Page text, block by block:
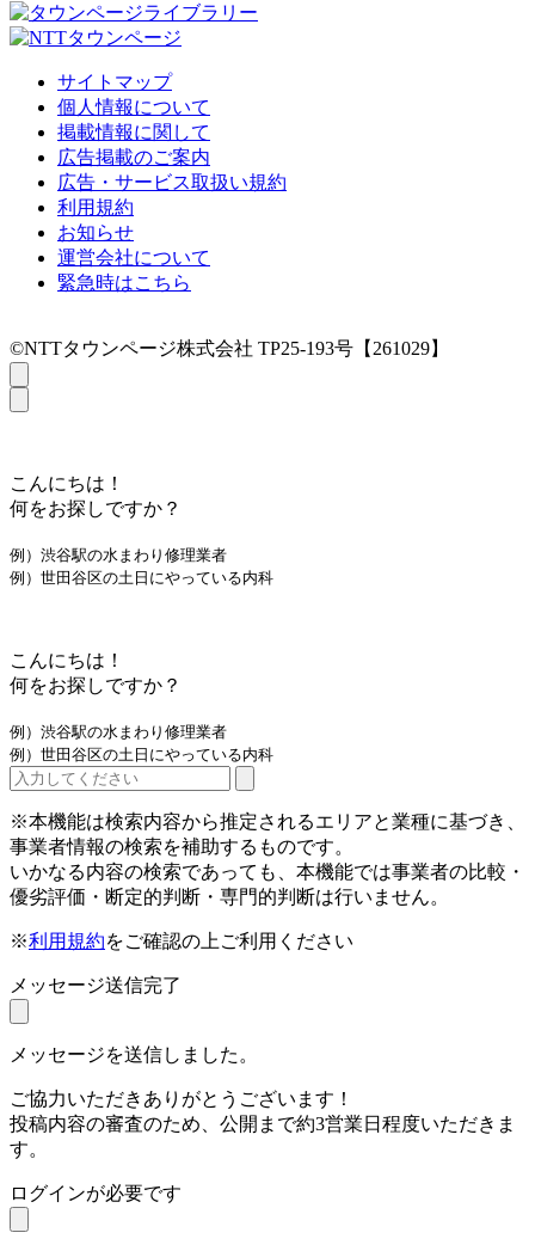
サイトマップ
個人情報について
掲載情報に関して
広告掲載のご案内
広告・サービス取扱い規約
利用規約
お知らせ
運営会社について
緊急時はこちら
©NTTタウンページ株式会社 TP25-193号【261029】
こんにちは！
何をお探しですか？
例）渋谷駅の水まわり修理業者
例）世田谷区の土日にやっている内科
こんにちは！
何をお探しですか？
例）渋谷駅の水まわり修理業者
例）世田谷区の土日にやっている内科
※本機能は検索内容から推定されるエリアと業種に基づき、
事業者情報の検索を補助するものです。
いかなる内容の検索であっても、本機能では事業者の比較・
優劣評価・断定的判断・専門的判断は行いません。
※利用規約をご確認の上ご利用ください
メッセージ送信完了
メッセージを送信しました。
ご協力いただきありがとうございます！
投稿内容の審査のため、公開まで約3営業日程度いただきま
す。
ログインが必要です